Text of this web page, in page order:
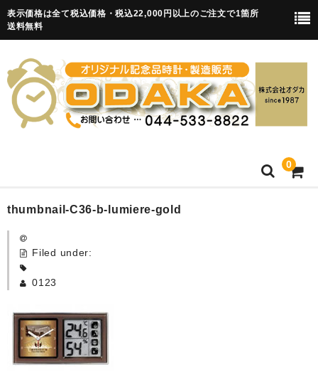
表示価格は全て税込価格・税込22,000円以上のご注文で1箇所
送料無料
0
HOME
卒園記念品
カード付フォトフレームクロック(集合)
目覚まし時計(集合＋個別)
thumbnail-C36-b-lumiere-gold
Filed under:
0123